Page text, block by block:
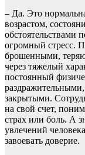
– Да. Это
возрастом,
обстоятельствами
огромный стресс.
брошенными,
через тяжелый
постоянный
закрытыми.
на свой счет,
страх или боль. А
увлечений
завоевать доверие.